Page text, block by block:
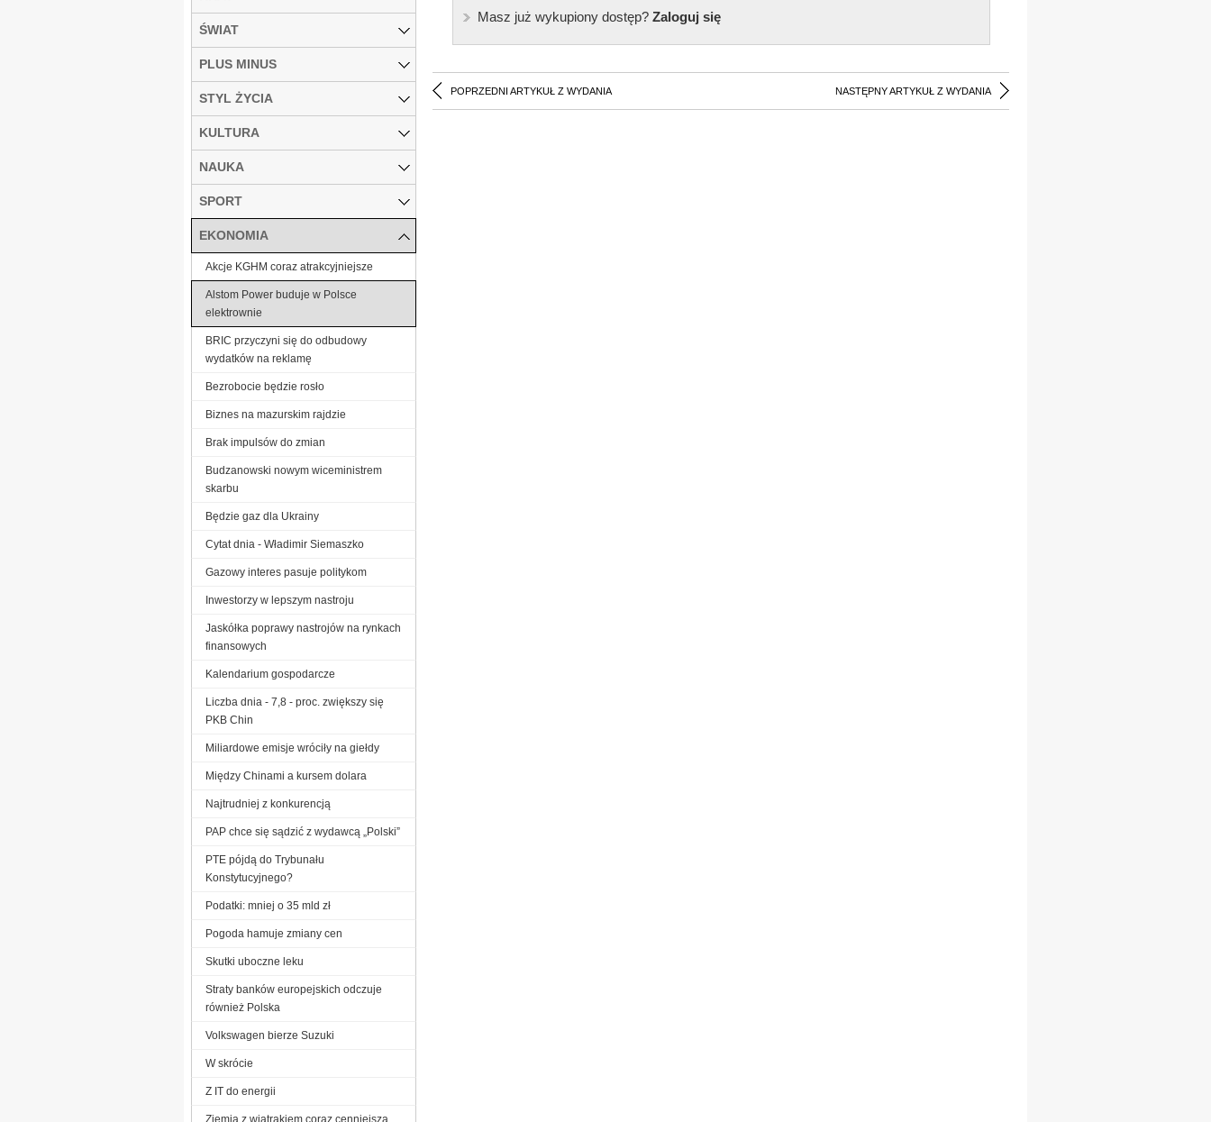
Masz już wykupiony dostęp?Zaloguj się
POPRZEDNI ARTYKUŁ Z WYDANIA NASTĘPNY ARTYKUŁ Z WYDANIA
ŚWIAT
PLUS MINUS
STYL ŻYCIA
KULTURA
NAUKA
SPORT
EKONOMIA
Akcje KGHM coraz atrakcyjniejsze
Alstom Power buduje w Polsce
elektrownie
BRIC przyczyni się do odbudowy
wydatków na reklamę
Bezrobocie będzie rosło
Biznes na mazurskim rajdzie
Brak impulsów do zmian
Budzanowski nowym wiceministrem
skarbu
Będzie gaz dla Ukrainy
Cytat dnia - Władimir Siemaszko
Gazowy interes pasuje politykom
Inwestorzy w lepszym nastroju
Jaskółka poprawy nastrojów na rynkach
finansowych
Kalendarium gospodarcze
Liczba dnia - 7,8 - proc. zwiększy się
PKB Chin
Miliardowe emisje wróciły na giełdy
Między Chinami a kursem dolara
Najtrudniej z konkurencją
PAP chce się sądzić z wydawcą „Polski”
PTE pójdą do Trybunału
Konstytucyjnego?
Podatki: mniej o 35 mld zł
Pogoda hamuje zmiany cen
Skutki uboczne leku
Straty banków europejskich odczuje
również Polska
Volkswagen bierze Suzuki
W skrócie
Z IT do energii
Ziemia z wiatrakiem coraz cenniejsza